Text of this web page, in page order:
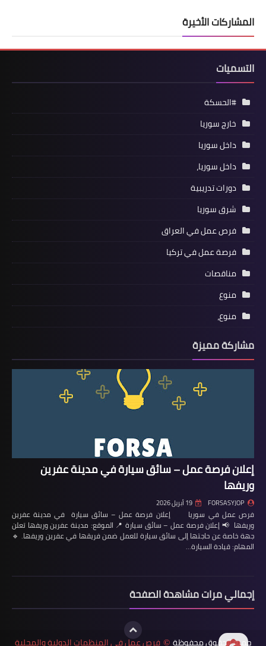
المشاركات الأخيرة
التسميات
#الحسكة
خارج سوريا
داخل سوريا
داخل سوريا،
دورات تدريبية
شرق سوريا
فرص عمل في العراق
فرصة عمل في تركيا
مناقصات
منوع
منوع،
مشاركة مميزة
إعلان فرصة عمل – سائق سيارة في مدينة عفرين
وريفها
FORSASYJOP 19 أبريل 2026
فرص عمل في سوريا إعلان فرصة عمل – سائق سيارة في مدينة عفرين
وريفها 📢 إعلان فرصة عمل – سائق سيارة 📍 الموقع: مدينة عفرين وريفها تعلن
جهة خاصة عن حاجتها إلى سائق سيارة للعمل ضمن فريقها في عفرين وريفها. 🔹
المهام: قيادة السيارة…
إجمالي مرات مشاهدة الصفحة
جميع الحقوق محفوظة © فرص عمل في المنظمات الدولية والمحلية